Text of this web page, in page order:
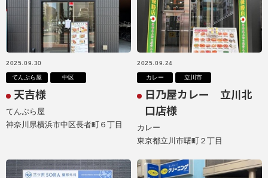
2025.09.30
てんぷら屋 中区
天吉様
てんぷら屋
神奈川県横浜市中区長者町６丁目
2025.09.24
カレー 立川市
日乃屋カレー 立川北
口店様
カレー
東京都立川市曙町２丁目